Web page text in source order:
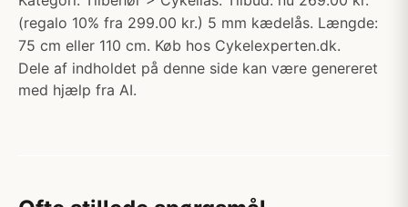
(regalo 10% fra 299.00 kr.) 5 mm kædelås. Længde:
75 cm eller 110 cm. Køb hos Cykelexperten.dk.
Dele af indholdet på denne side kan være genereret
med hjælp fra AI.